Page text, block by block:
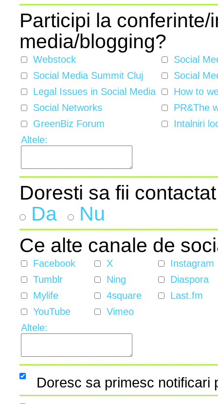
Participi la
media/blogging?
Webstock
Social
Social Media Summit Cluj
Social
Legal Issues in Social Media
How to
Social Networks
PR&The
GreenBiz Forum
Intalniri
Altele:
Doresti sa fii
Da
Nu
Ce alte canale de
Facebook X
Instagram
Tumblr
Ning
Diaspora
Mylife
4square
Last.fm
YouTube
Vimeo
Altele:
Doresc sa primesc notificari